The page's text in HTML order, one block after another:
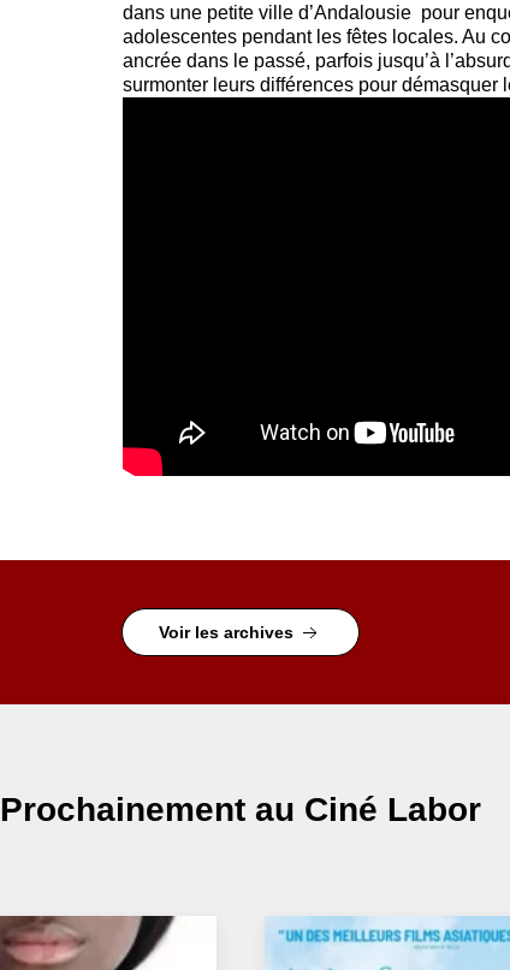
dans une petite ville d’Andalousie pour
adolescentes pendant les fêtes locales. Au
ancrée dans le passé, parfois jusqu’à
surmonter leurs différences pour démasquer
Voir les archives
Prochainement au Ciné Labor